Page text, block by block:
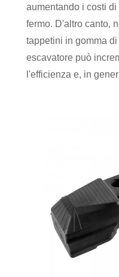
aumentando i costi
fermo. D'altro canto,
tappetini in gomma
escavatore può
l'efficienza e, in